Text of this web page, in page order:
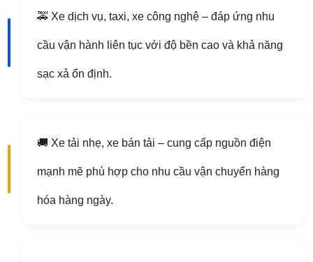
🚕 Xe dịch vụ, taxi, xe công nghệ – đáp ứng nhu
cầu vận hành liên tục với độ bền cao và khả năng
sạc xả ổn định.
🚚 Xe tải nhẹ, xe bán tải – cung cấp nguồn điện
mạnh mẽ phù hợp cho nhu cầu vận chuyển hàng
hóa hàng ngày.